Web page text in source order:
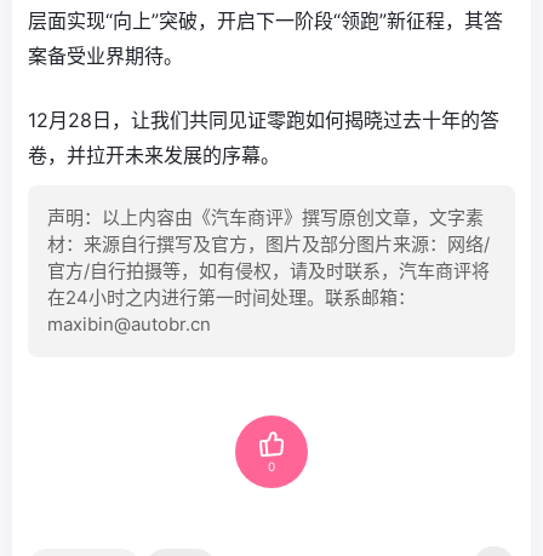
层面实现“向上”突破，开启下一阶段“领跑”新征程，其答
案备受业界期待。
12月28日，让我们共同见证零跑如何揭晓过去十年的答
卷，并拉开未来发展的序幕。
声明：以上内容由《汽车商评》撰写原创文章，文字素
材：来源自行撰写及官方，图片及部分图片来源：网络/
官方/自行拍摄等，如有侵权，请及时联系，汽车商评将
在24小时之内进行第一时间处理。联系邮箱：
maxibin@autobr.cn
0